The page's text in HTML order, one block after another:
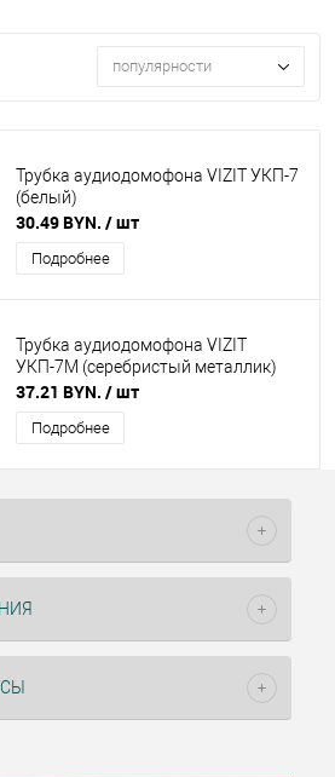
популярности
Трубка аудиодомофона VIZIT УКП-7
(белый)
30.49 BYN. / шт
Подробнее
Трубка аудиодомофона VIZIT
УКП-7М (серебристый металлик)
37.21 BYN. / шт
Подробнее